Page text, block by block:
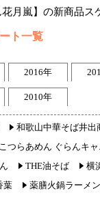
月嵐】の新商品ス
ト一覧
2016年
2010年
和歌山中華そば井出
つらあめん ぐらんキ
THE油そば
横
葉
薬膳火鍋ラーメ